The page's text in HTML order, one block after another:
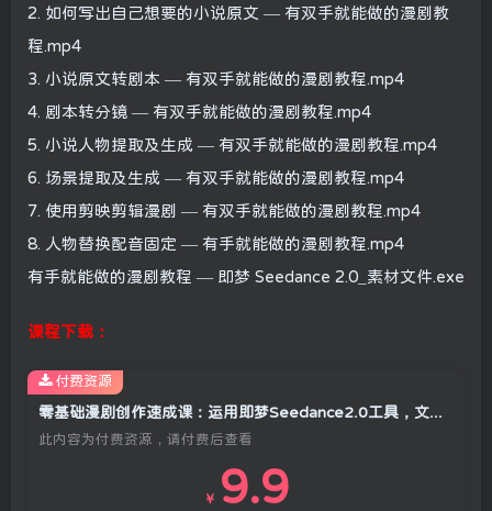
2. 如何写出自己想要的小说原文 — 有双手就能做的漫剧教
程.mp4
3. 小说原文转剧本 — 有双手就能做的漫剧教程.mp4
4. 剧本转分镜 — 有双手就能做的漫剧教程.mp4
5. 小说人物提取及生成 — 有双手就能做的漫剧教程.mp4
6. 场景提取及生成 — 有双手就能做的漫剧教程.mp4
7. 使用剪映剪辑漫剧 — 有双手就能做的漫剧教程.mp4
8. 人物替换配音固定 — 有手就能做的漫剧教程.mp4
有手就能做的漫剧教程 — 即梦 Seedance 2.0_素材文件.exe
课程下载：
此内容为付费资源，请付费后查看
￥ 9.9
付费资源